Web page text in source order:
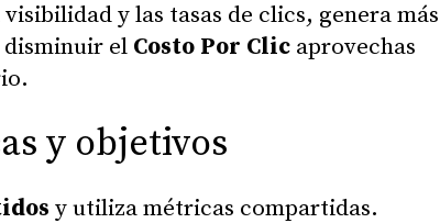
y las tasas de clics, genera más
el Costo Por Clic aprovechas
y objetivos
y utiliza métricas compartidas.